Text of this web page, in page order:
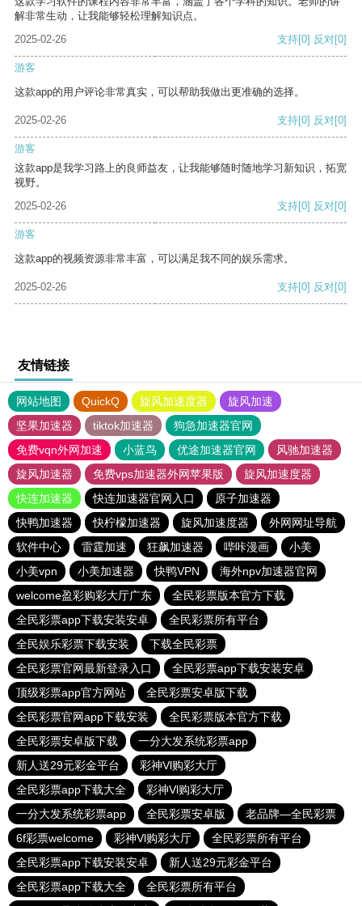
解非常生动，让我能够轻松理解知识点。
2025-02-26
支持[0] 反对[0]
游客
这款app的用户评论非常真实，可以帮助我做出更准确的选择。
2025-02-26 支持[0] 反对[0]
游客
这款app是我学习路上的良师益友，让我能够随时随地学习新知识，拓宽
视野。
2025-02-26
支持[0] 反对[0]
游客
这款app的视频资源非常丰富，可以满足我不同的娱乐需求。
2025-02-26 支持[0] 反对[0]
友情链接
网站地图 QuickQ 旋风加速度器
旋风加速
坚果加速器
tiktok加速器
狗急加速器官网
免费vqn外网加速
小蓝鸟 优途加速器官网
风驰加速器
旋风加速器
免费vps加速器外网苹果版
旋风加速度器
快连加速器
快连加速器官网入口
原子加速器
快鸭加速器
快柠檬加速器 旋风加速度器
外网网址导航
软件中心
雷霆加速 狂飙加速器 哔咔漫画
小美
小美vpn
小美加速器 快鸭VPN
海外npv加速器官网
welcome盈彩购彩大厅广东
全民彩票版本官方下载
全民彩票app下载安装安卓
全民彩票所有平台
全民娱乐彩票下载安装
下载全民彩票
全民彩票官网最新登录入口
全民彩票app下载安装安卓
顶级彩票app官方网站
全民彩票安卓版下载
全民彩票官网app下载安装
全民彩票版本官方下载
全民彩票安卓版下载
一分大发系统彩票app
新人送29元彩金平台
彩神Vl购彩大厅
全民彩票app下载大全
彩神Vl购彩大厅
一分大发系统彩票app
全民彩票安卓版
老品牌—全民彩票
6f彩票welcome
彩神Vl购彩大厅
全民彩票所有平台
全民彩票app下载安装安卓
新人送29元彩金平台
全民彩票app下载大全
全民彩票所有平台